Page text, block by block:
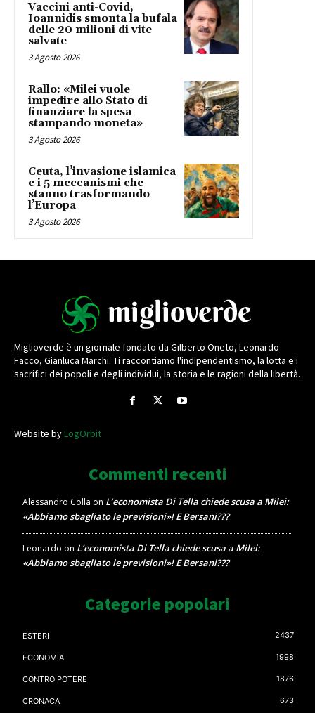
Vaccini anti-Covid,
Ioannidis smonta la bufala
delle 20 milioni di vite
salvate
3 Agosto 2026
Rallo: «Milei vuole
impedire allo Stato di
finanziare la spesa
stampando moneta»
3 Agosto 2026
Ceuta, l’invasione islamica
e i 5 meccanismi che
stanno trasformando
l’Europa
3 Agosto 2026
Miglioverde è un giornale fondato da Gilberto Oneto, Leonardo
Facco, Gianluca Marchi. Ti raccontiamo l'indipendentismo, la lotta e i
sacrifici dei popoli e degli individui, la storia e le ragioni della libertà.
Website byLogOrbit
Commenti recenti
Alessandro Colla on L’economista Di Tella chiede scusa a Milei:
«Abbiamo sbagliato le previsioni»! E Bersani???
Leonardo on L’economista Di Tella chiede scusa a Milei:
«Abbiamo sbagliato le previsioni»! E Bersani???
Categorie popolari
ESTERI 2437
ECONOMIA 1998
CONTRO POTERE 1876
CRONACA 673